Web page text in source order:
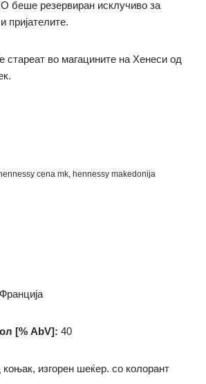
беше резервиран исклучиво за
пријателите.
стареат во магацините на Хенеси од
cena mk, hennessy makedonija
Франција
[% AbV]: 40
коњак, изгорен шеќер. со колорант